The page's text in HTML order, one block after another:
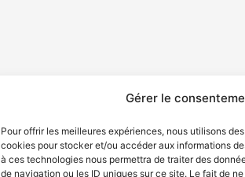
Gérer le
Pour offrir les meilleures expériences, nous utilisons
cookies pour stocker et/ou accéder aux informations
à ces technologies nous permettra de traiter des
de navigation ou les ID uniques sur ce site. Le fait de
Déclaration de services Politique de